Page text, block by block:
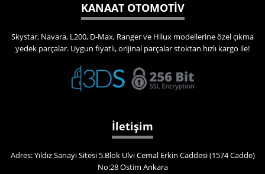
KANAAT OTOMOTİV
Skystar, Navara, L200, D-Max, Ranger ve Hilux modellerine özel çıkma
yedek parçalar. Uygun fiyatlı, orijinal parçalar stoktan hızlı kargo ile!
İletişim
Adres: Yıldız Sanayi Sitesi 5.Blok Ulvi Cemal Erkin Caddesi (1574 Cadde)
No:28 Ostim Ankara